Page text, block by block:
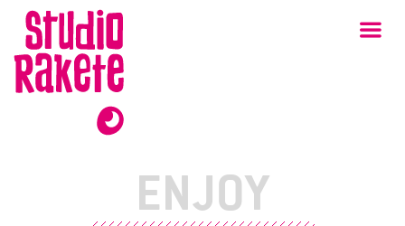
Zum
Inhalt
Studio
Rakete
ENJOY